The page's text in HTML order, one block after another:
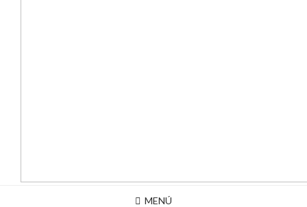
MENÚ